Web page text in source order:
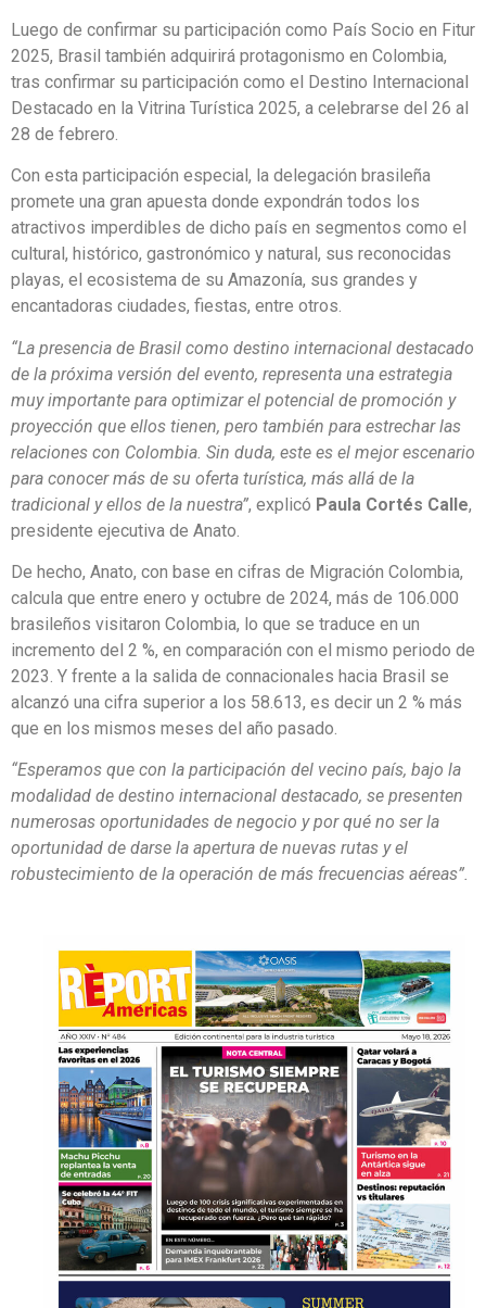
Luego de confirmar su participación como País Socio en Fitur
2025, Brasil también adquirirá protagonismo en Colombia,
tras confirmar su participación como el Destino Internacional
Destacado en la Vitrina Turística 2025, a celebrarse del 26 al
28 de febrero.
Con esta participación especial, la delegación brasileña
promete una gran apuesta donde expondrán todos los
atractivos imperdibles de dicho país en segmentos como el
cultural, histórico, gastronómico y natural, sus reconocidas
playas, el ecosistema de su Amazonía, sus grandes y
encantadoras ciudades, fiestas, entre otros.
“La presencia de Brasil como destino internacional destacado
de la próxima versión del evento, representa una estrategia
muy importante para optimizar el potencial de promoción y
proyección que ellos tienen, pero también para estrechar las
relaciones con Colombia. Sin duda, este es el mejor escenario
para conocer más de su oferta turística, más allá de la
tradicional y ellos de la nuestra”, explicó Paula Cortés Calle,
presidente ejecutiva de Anato.
De hecho, Anato, con base en cifras de Migración Colombia,
calcula que entre enero y octubre de 2024, más de 106.000
brasileños visitaron Colombia, lo que se traduce en un
incremento del 2 %, en comparación con el mismo periodo de
2023. Y frente a la salida de connacionales hacia Brasil se
alcanzó una cifra superior a los 58.613, es decir un 2 % más
que en los mismos meses del año pasado.
“Esperamos que con la participación del vecino país, bajo la
modalidad de destino internacional destacado, se presenten
numerosas oportunidades de negocio y por qué no ser la
oportunidad de darse la apertura de nuevas rutas y el
robustecimiento de la operación de más frecuencias aéreas”.